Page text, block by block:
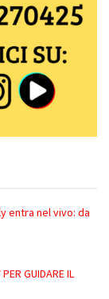
entra nel vivo: da
GUIDARE IL